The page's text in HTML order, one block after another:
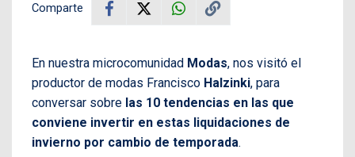
Comparte
En nuestra microcomunidad Modas, nos visitó el
productor de modas Francisco Halzinki, para
conversar sobre las 10 tendencias en las que
conviene invertir en estas liquidaciones de
invierno por cambio de temporada.